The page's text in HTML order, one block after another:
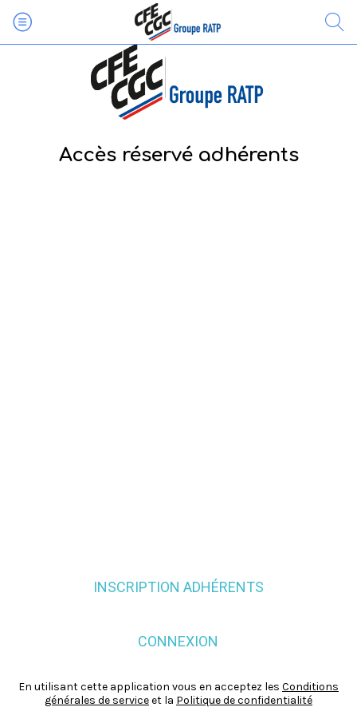
Accès réservé adhérents
INSCRIPTION ADHÉRENTS
CONNEXION
En utilisant cette application vous en acceptez les Conditions
générales de serviceet la Politique de confidentialité